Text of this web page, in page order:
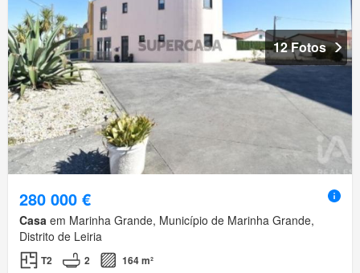
12 Fotos
280 000 €
Casa em Marinha Grande, Município de Marinha Grande,
Distrito de Leiria
T2 2 164 m²